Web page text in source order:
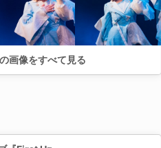
画像をすべて見る